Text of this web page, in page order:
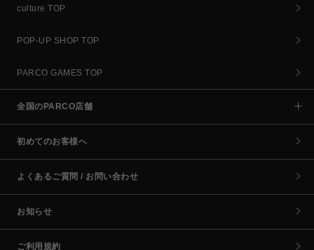
culture TOP
POP-UP SHOP TOP
PARCO GAMES TOP
全国のPARCO店舗
初めてのお客様へ
よくあるご質問 / お問い合わせ
お知らせ
ご利用規約